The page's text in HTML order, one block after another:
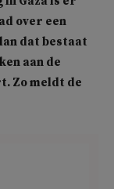
over een
dat bestaat
aan de
Zo meldt de